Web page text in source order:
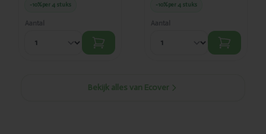
-10%per 4 stuks
Aantal
-10%per 4 stuks
Aantal
Bekijk alles van Ecover